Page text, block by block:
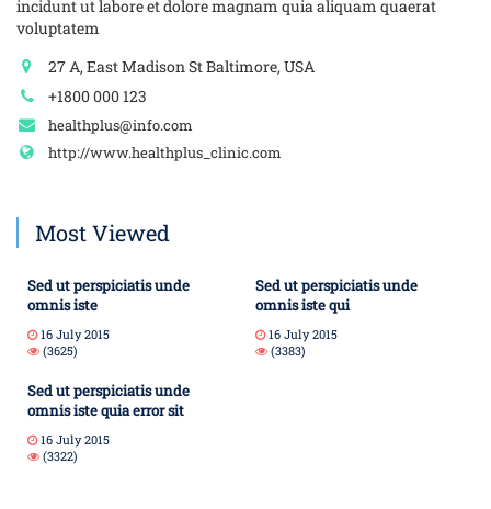
incidunt ut labore et dolore magnam quia aliquam quaerat
voluptatem
27 A, East Madison St Baltimore, USA
+1800 000 123
healthplus@info.com
http://www.healthplus_clinic.com
Most Viewed
Sed ut perspiciatis unde
omnis iste
16 July 2015
(3625)
Sed ut perspiciatis unde
omnis iste qui
16 July 2015
(3383)
Sed ut perspiciatis unde
omnis iste quia error sit
16 July 2015
(3322)